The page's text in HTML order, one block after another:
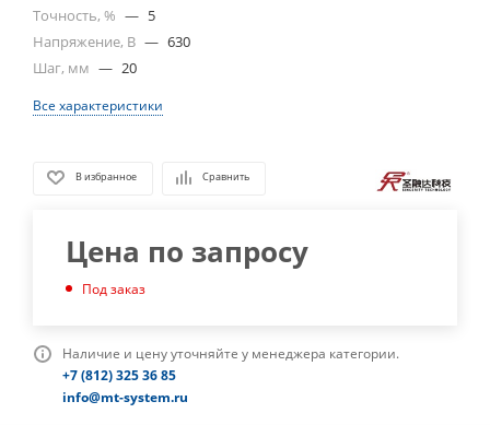
Точность, % — 5
Напряжение, В — 630
Шаг, мм — 20
Все характеристики
В избранное Сравнить
Цена по запросу
Под заказ
Наличие и цену уточняйте у менеджера категории.
+7 (812) 325 36 85
info@mt-system.ru